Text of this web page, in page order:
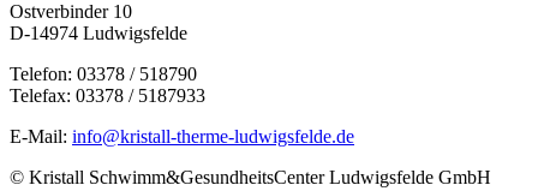
Ostverbinder 10
D-14974 Ludwigsfelde
Telefon: 03378 / 518790
Telefax: 03378 / 5187933
E-Mail: info@kristall-therme-ludwigsfelde.de
© Kristall Schwimm&GesundheitsCenter Ludwigsfelde GmbH